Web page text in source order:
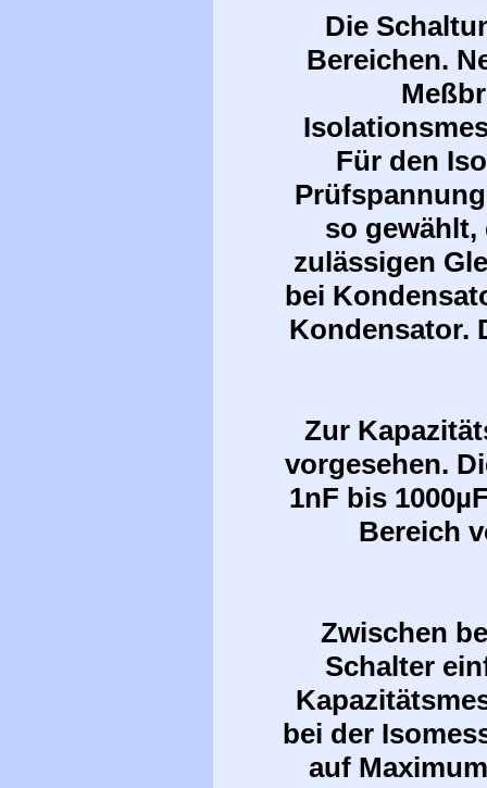
Die
Bereichen.
Für den
so gewählt,
zulässigen
bei
Kondensator.
Zur
vorgesehen.
1nF bis
Bereich
Zwischen
Schalter
bei der
auf